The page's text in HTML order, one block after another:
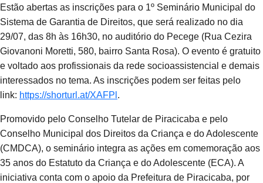
Estão abertas as inscrições para o 1º Seminário Municipal do
Sistema de Garantia de Direitos, que será realizado no dia
29/07, das 8h às 16h30, no auditório do Pecege (Rua Cezira
Giovanoni Moretti, 580, bairro Santa Rosa). O evento é gratuito
e voltado aos profissionais da rede socioassistencial e demais
interessados no tema. As inscrições podem ser feitas pelo
link: https://shorturl.at/XAFPl .
Promovido pelo Conselho Tutelar de Piracicaba e pelo
Conselho Municipal dos Direitos da Criança e do Adolescente
(CMDCA), o seminário integra as ações em comemoração aos
35 anos do Estatuto da Criança e do Adolescente (ECA). A
iniciativa conta com o apoio da Prefeitura de Piracicaba, por